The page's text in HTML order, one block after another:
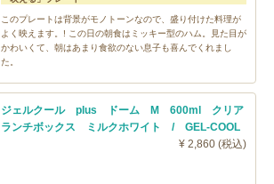
このプレートは背景がモノトーンなので、盛り付けた料理が
よく映えます。! この日の朝食はミッキー型のハム。見た目が
かわいくて、朝はあまり食欲のない息子も喜んでくれまし
た。
ジェルクール plus ドーム M 600ml クリア
ランチボックス ミルクホワイト / GEL-COOL
¥ 2,860 (税込)